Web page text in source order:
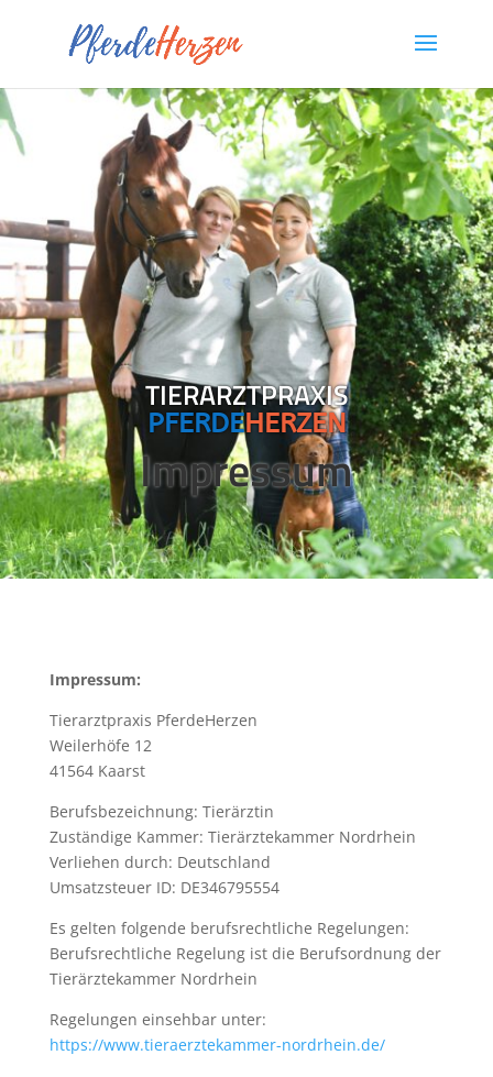
TIERARZTPRAXIS
PFERDEHERZEN
Impressum
Impressum:
Tierarztpraxis PferdeHerzen
Weilerhöfe 12
41564 Kaarst
Berufsbezeichnung: Tierärztin
Zuständige Kammer: Tierärztekammer Nordrhein
Verliehen durch: Deutschland
Umsatzsteuer ID: DE346795554
Es gelten folgende berufsrechtliche Regelungen:
Berufsrechtliche Regelung ist die Berufsordnung der
Tierärztekammer Nordrhein
Regelungen einsehbar unter:
https://www.tieraerztekammer-nordrhein.de/